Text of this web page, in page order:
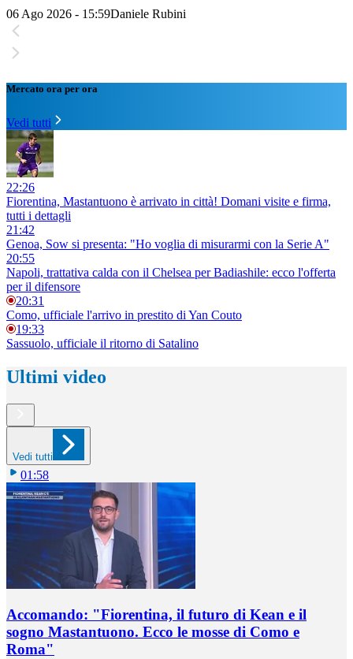
06 Ago 2026 - 15:59Daniele Rubini
Mercato ora per ora
Vedi tutti
22:26
Fiorentina, Mastantuono è arrivato in città! Domani visite e firma,
tutti i dettagli
21:42
Genoa, Sow si presenta: "Ho voglia di misurarmi con la Serie A"
20:55
Napoli, trattativa calda con il Chelsea per Badiashile: ecco l'offerta
per il difensore
20:31
Como, ufficiale l'arrivo in prestito di Yan Couto
19:33
Sassuolo, ufficiale il ritorno di Satalino
Ultimi video
Vedi tutti
01:58
Accomando: "Fiorentina, il futuro di Kean e il
sogno Mastantuono. Ecco le mosse di Como e
Roma"